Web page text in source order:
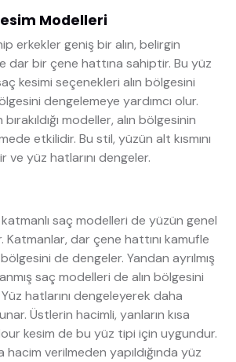
Modelleri
erkekler geniş bir alın, belirgin
dar bir çene hattına sahiptir. Bu yüz
kesimi seçenekleri alın bölgesini
dengelemeye yardımcı olur.
modeller, alın bölgesinin
etkilidir. Bu stil, yüzün alt kısmını
yüz hatlarını dengeler.
saç modelleri de yüzün genel
Katmanlar, dar çene hattını kamufle
de dengeler. Yandan ayrılmış
saç modelleri de alın bölgesini
hatlarını dengeleyerek daha
Üstlerin hacimli, yanların kısa
kesim de bu yüz tipi için uygundur.
hacim verilmeden yapıldığında yüz